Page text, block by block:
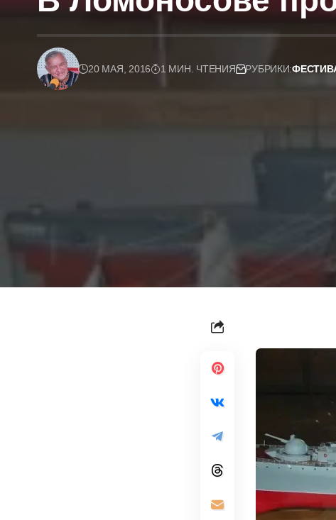
20 МАЯ, 2016 1 МИН. ЧТЕНИЯ РУБРИКИ: